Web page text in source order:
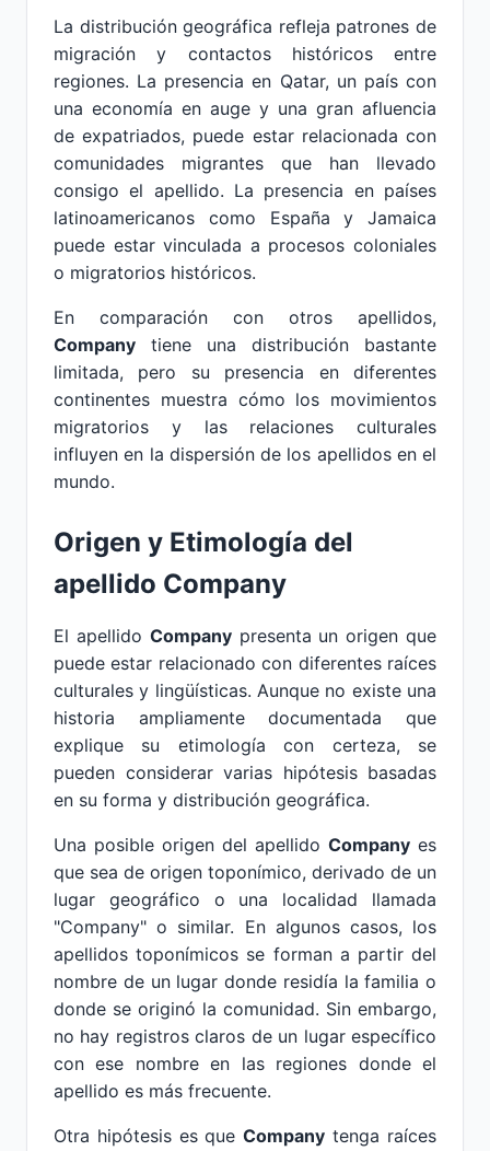
La distribución geográfica refleja patrones de
migración y contactos históricos entre
regiones. La presencia en Qatar, un país con
una economía en auge y una gran afluencia
de expatriados, puede estar relacionada con
comunidades migrantes que han llevado
consigo el apellido. La presencia en países
latinoamericanos como España y Jamaica
puede estar vinculada a procesos coloniales
o migratorios históricos.
En comparación con otros apellidos,
Company tiene una distribución bastante
limitada, pero su presencia en diferentes
continentes muestra cómo los movimientos
migratorios y las relaciones culturales
influyen en la dispersión de los apellidos en el
mundo.
Origen y Etimología del
apellido Company
El apellido Companypresenta un origen que
puede estar relacionado con diferentes raíces
culturales y lingüísticas. Aunque no existe una
historia ampliamente documentada que
explique su etimología con certeza, se
pueden considerar varias hipótesis basadas
en su forma y distribución geográfica.
Una posible origen del apellido Company es
que sea de origen toponímico, derivado de un
lugar geográfico o una localidad llamada
"Company" o similar. En algunos casos, los
apellidos toponímicos se forman a partir del
nombre de un lugar donde residía la familia o
donde se originó la comunidad. Sin embargo,
no hay registros claros de un lugar específico
con ese nombre en las regiones donde el
apellido es más frecuente.
Otra hipótesis es queCompany tenga raíces